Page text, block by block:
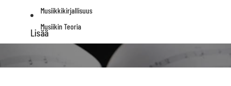
Musiikkikirjallisuus
Musiikin Teoria
Lisää